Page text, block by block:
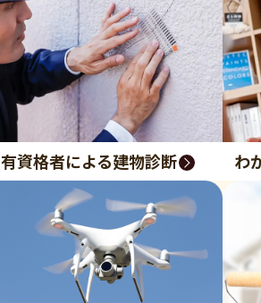
有資格者による建物診断 わ